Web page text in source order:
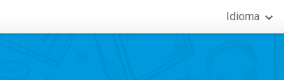
Idioma